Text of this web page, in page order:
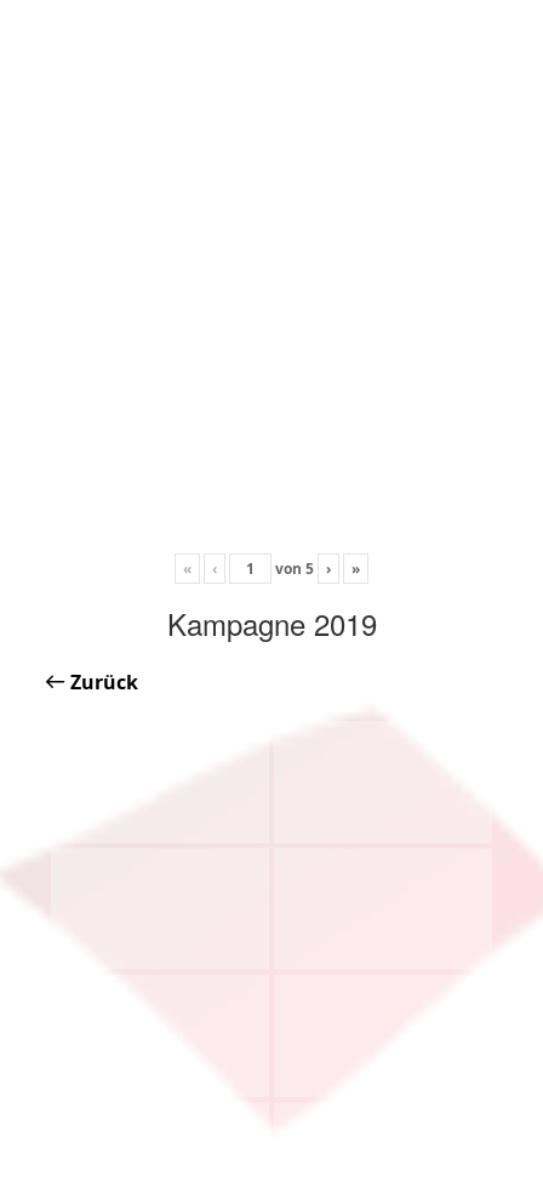
« ‹ von 5 › »
Kampagne 2019
Zurück